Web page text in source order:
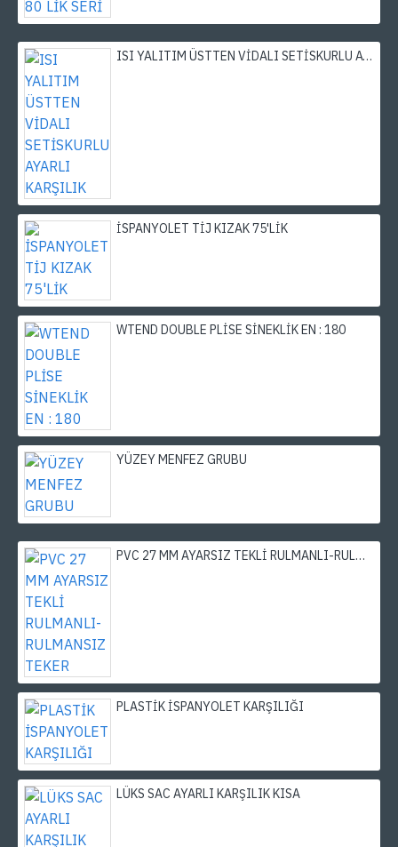
ISI YALITIM ÜSTTEN VİDALI SETİSKURLU AYARLI KARŞILIK
İSPANYOLET TİJ KIZAK 75'LİK
WTEND DOUBLE PLİSE SİNEKLİK EN : 180
YÜZEY MENFEZ GRUBU
PVC 27 MM AYARSIZ TEKLİ RULMANLI-RULMANSIZ TEKER
PLASTİK İSPANYOLET KARŞILIĞI
LÜKS SAC AYARLI KARŞILIK KISA